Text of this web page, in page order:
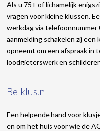
Als u 75+ of lichamelijk
vragen voor kleine klussen.
werkdag via telefoonnummer
aanmelding schakelen zij een
opneemt om een afspraak in
loodgieterswerk en
Belklus.nl
Een helpende hand voor
en om het huis voor wie de